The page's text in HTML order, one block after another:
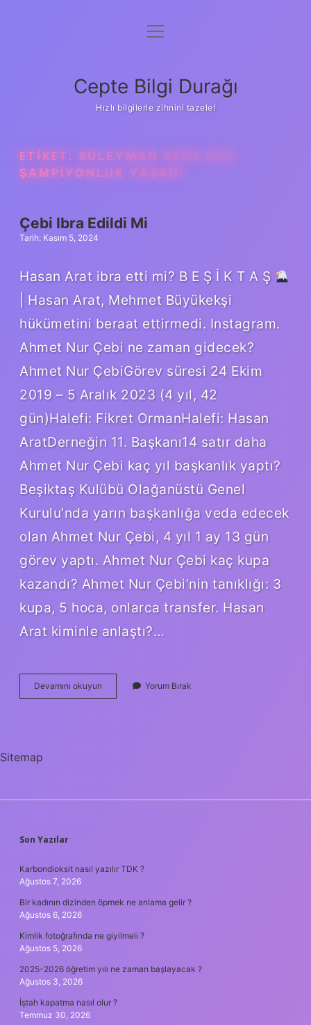
Anasayfa
Yasal Uyarı
menüyü
Cepte Bilgi Durağı
Hızlı bilgilerle zihnini tazele!
ETIKET: SÜLEYMAN SEBA KAÇ
ŞAMPIYONLUK YAŞADI
Çebi Ibra Edildi Mi
Tarih: Kasım 5, 2024
Hasan Arat ibra etti mi? B E Ş İ K T A Ş
| Hasan Arat, Mehmet Büyükekşi
hükümetini beraat ettirmedi. Instagram.
Ahmet Nur Çebi ne zaman gidecek?
Ahmet Nur ÇebiGörev süresi 24 Ekim
2019 – 5 Aralık 2023 (4 yıl, 42
gün)Halefi: Fikret OrmanHalefi: Hasan
AratDerneğin 11. Başkanı14 satır daha
Ahmet Nur Çebi kaç yıl başkanlık yaptı?
Beşiktaş Kulübü Olağanüstü Genel
Kurulu’nda yarın başkanlığa veda edecek
olan Ahmet Nur Çebi, 4 yıl 1 ay 13 gün
görev yaptı. Ahmet Nur Çebi kaç kupa
kazandı? Ahmet Nur Çebi’nin tanıklığı: 3
kupa, 5 hoca, onlarca transfer. Hasan
Arat kiminle anlaştı?…
Devamını okuyun
Ibra
Yorum Bırak
Sitemap
SIDEBAR
Son Yazılar
Karbondioksit nasıl yazılır TDK ?
Ağustos 7, 2026
Bir kadının dizinden öpmek ne anlama gelir ?
Ağustos 6, 2026
Kimlik fotoğrafında ne giyilmeli ?
Ağustos 5, 2026
2025-2026 öğretim yılı ne zaman başlayacak ?
Ağustos 3, 2026
İştah kapatma nasıl olur ?
Temmuz 30, 2026